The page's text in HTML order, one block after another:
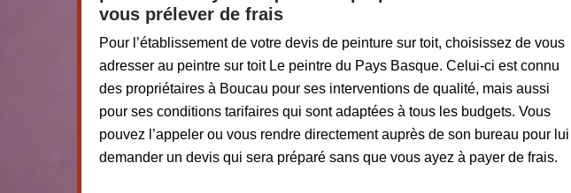
vous prélever de frais
Pour l’établissement de votre devis de peinture sur toit, choisissez de vous
adresser au peintre sur toit Le peintre du Pays Basque. Celui-ci est connu
des propriétaires à Boucau pour ses interventions de qualité, mais aussi
pour ses conditions tarifaires qui sont adaptées à tous les budgets. Vous
pouvez l’appeler ou vous rendre directement auprès de son bureau pour lui
demander un devis qui sera préparé sans que vous ayez à payer de frais.